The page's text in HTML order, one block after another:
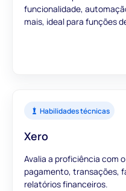
funcionalidade,
mais, ideal para funções
Habilidades técnicas
Xero
Avalia a proficiência com
pagamento, transações,
relatórios financeiros.